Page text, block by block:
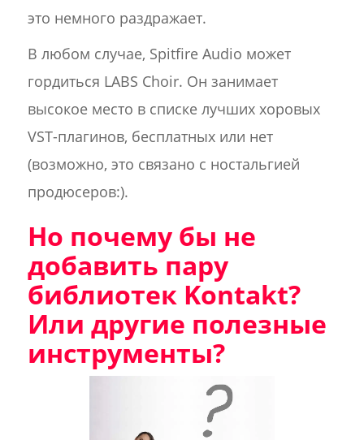
это немного раздражает.
В любом случае, Spitfire Audio может
гордиться LABS Choir. Он занимает
высокое место в списке лучших хоровых
VST-плагинов, бесплатных или нет
(возможно, это связано с ностальгией
продюсеров:).
Но почему бы не
добавить пару
библиотек Kontakt?
Или другие полезные
инструменты?